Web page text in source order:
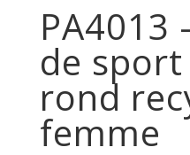
PA4013
de sport
rond
femme